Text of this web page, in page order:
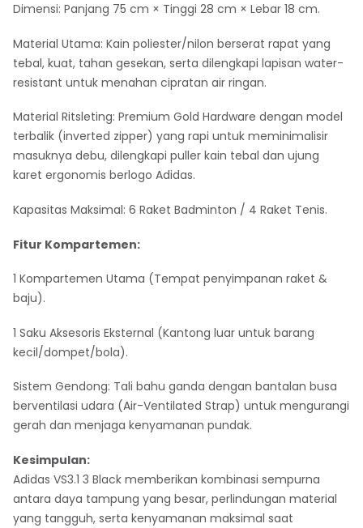
Dimensi: Panjang 75 cm × Tinggi 28 cm × Lebar 18 cm.
Material Utama: Kain poliester/nilon berserat rapat yang
tebal, kuat, tahan gesekan, serta dilengkapi lapisan water-
resistant untuk menahan cipratan air ringan.
Material Ritsleting: Premium Gold Hardware dengan model
terbalik (inverted zipper) yang rapi untuk meminimalisir
masuknya debu, dilengkapi puller kain tebal dan ujung
karet ergonomis berlogo Adidas.
Kapasitas Maksimal: 6 Raket Badminton / 4 Raket Tenis.
Fitur Kompartemen:
1 Kompartemen Utama (Tempat penyimpanan raket &
baju).
1 Saku Aksesoris Eksternal (Kantong luar untuk barang
kecil/dompet/bola).
Sistem Gendong: Tali bahu ganda dengan bantalan busa
berventilasi udara (Air-Ventilated Strap) untuk mengurangi
gerah dan menjaga kenyamanan pundak.
Kesimpulan:
Adidas VS3.1 3 Black memberikan kombinasi sempurna
antara daya tampung yang besar, perlindungan material
yang tangguh, serta kenyamanan maksimal saat